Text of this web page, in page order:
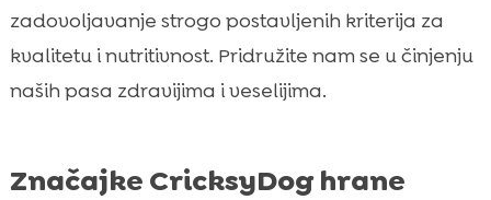
zadovoljavanje strogo postavljenih kriterija za
kvalitetu i nutritivnost. Pridružite nam se u činjenju
naših pasa zdravijima i veselijima.
Značajke CricksyDog hrane